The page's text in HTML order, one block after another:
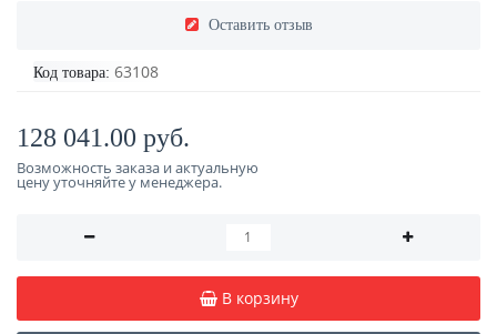
Оставить отзыв
Код товара: 63108
128 041.00 руб.
Возможность заказа и актуальную
цену уточняйте у менеджера.
В корзину